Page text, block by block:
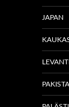
JAPAN